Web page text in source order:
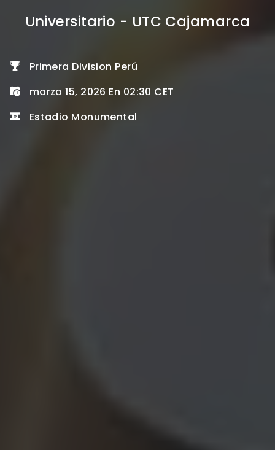
Universitario - UTC Cajamarca
Primera Division Perú
marzo 15, 2026 En 02:30 CET
Estadio Monumental